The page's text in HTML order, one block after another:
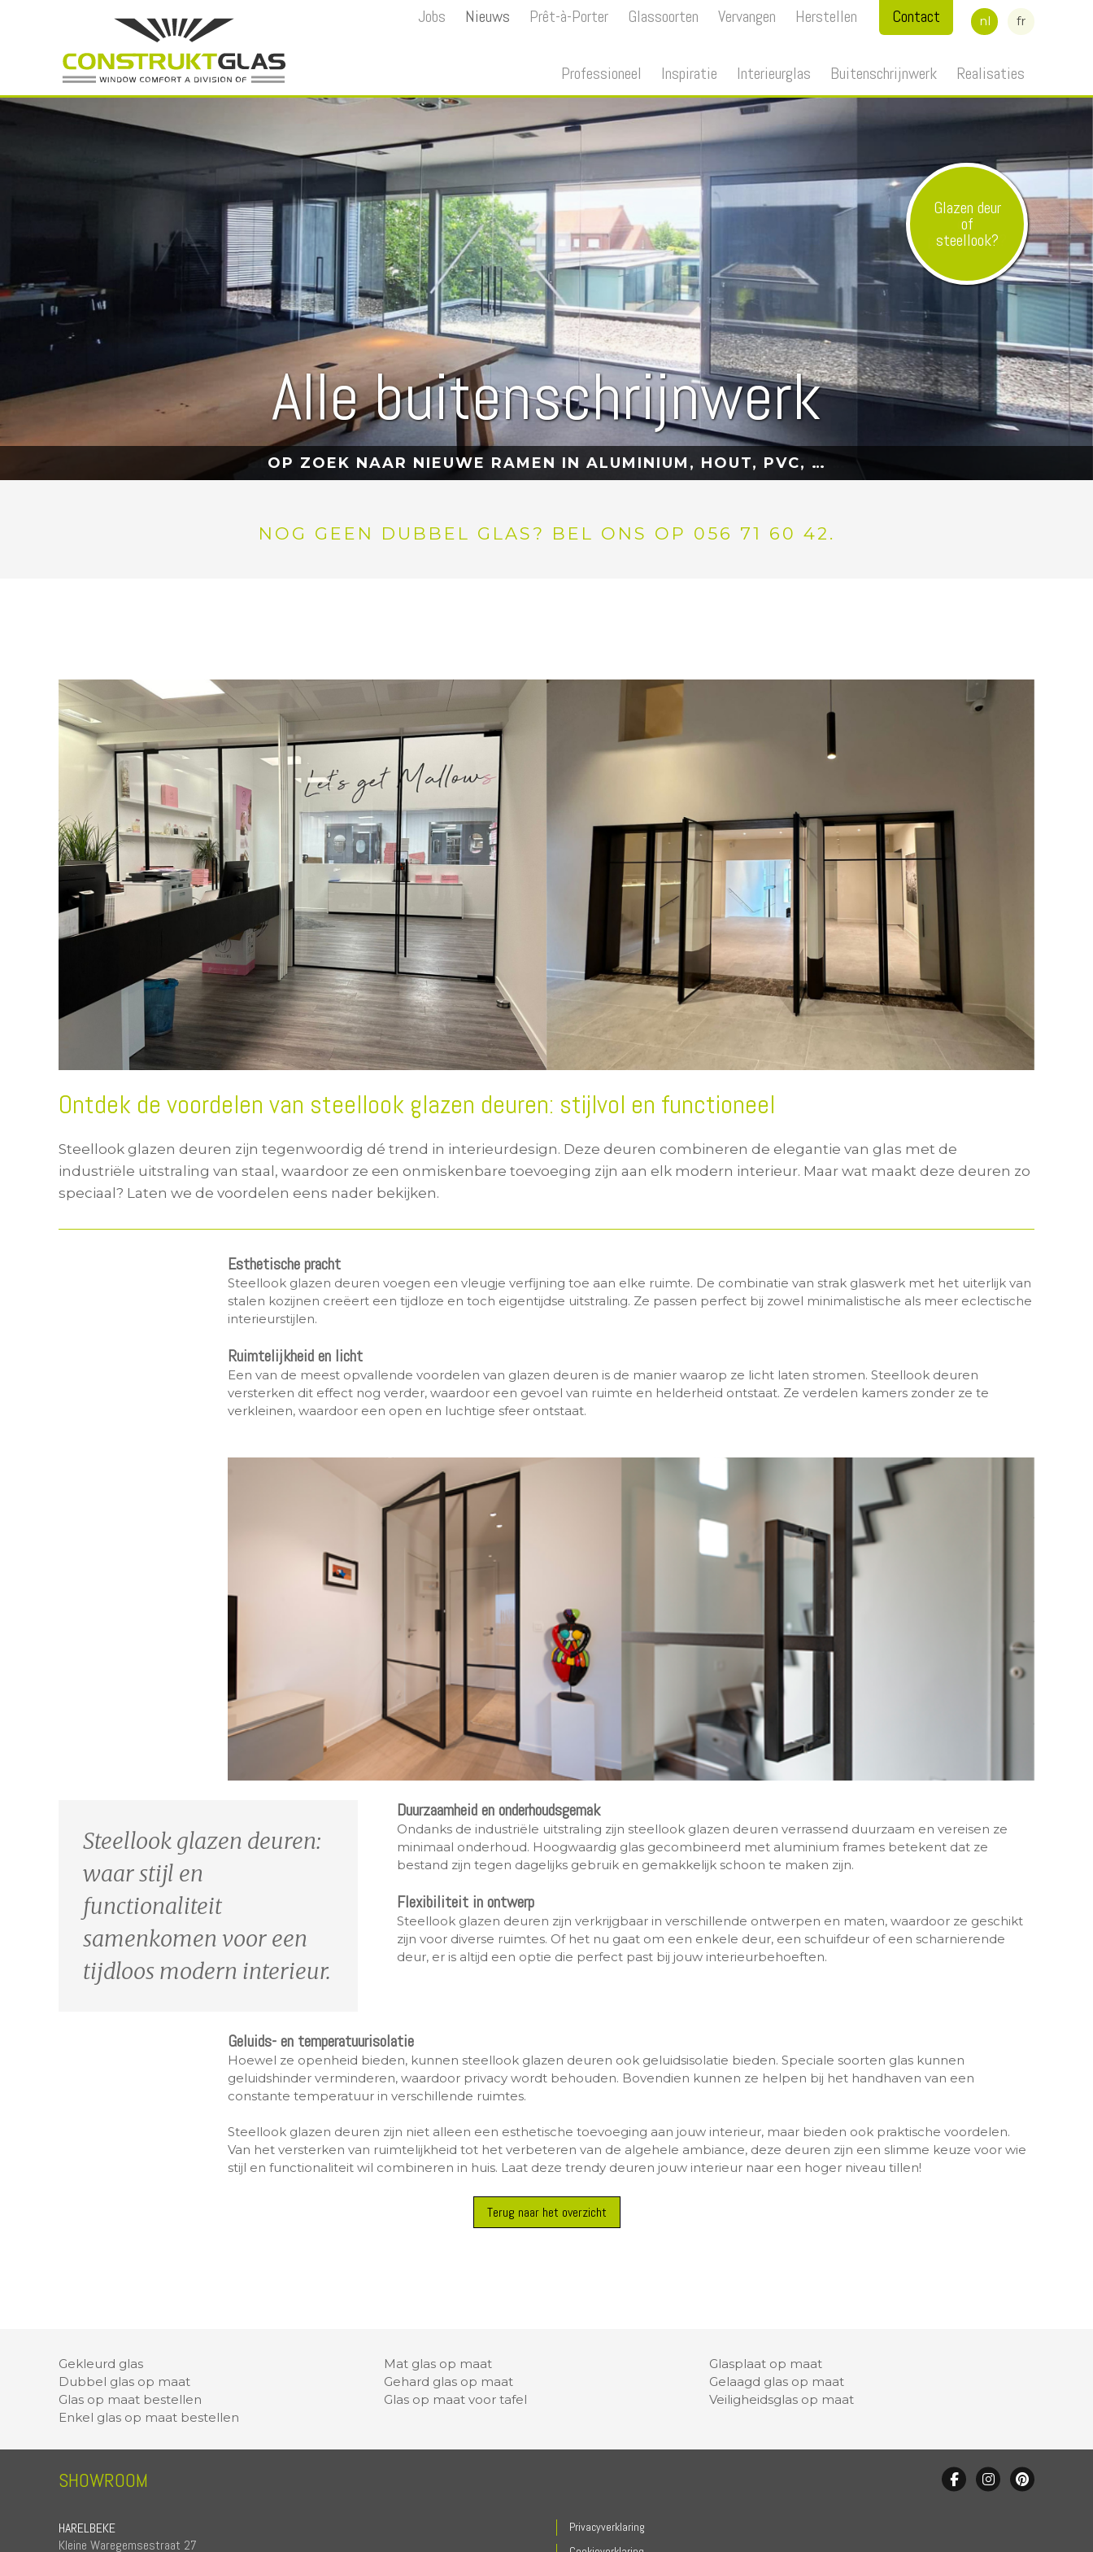
Professioneel Inspiratie Interieurglas Buitenschrijnwerk Realisaties
Jobs Nieuws Prêt-à-Porter Glassoorten Vervangen Herstellen Contact nl fr
Alle buitenschrijnwerk
OP ZOEK NAAR NIEUWE RAMEN IN ALUMINIUM, HOUT, PVC, …
Glazen deur
of
steellook?
NOG GEEN DUBBEL GLAS? BEL ONS OP 056 71 60 42.
Ontdek de voordelen van steellook glazen deuren: stijlvol en functioneel
Steellook glazen deuren zijn tegenwoordig dé trend in interieurdesign. Deze deuren combineren de elegantie van glas met de
industriële uitstraling van staal, waardoor ze een onmiskenbare toevoeging zijn aan elk modern interieur. Maar wat maakt deze deuren zo
speciaal? Laten we de voordelen eens nader bekijken.
Esthetische pracht
Steellook glazen deuren voegen een vleugje verfijning toe aan elke ruimte. De combinatie van strak glaswerk met het uiterlijk van
stalen kozijnen creëert een tijdloze en toch eigentijdse uitstraling. Ze passen perfect bij zowel minimalistische als meer eclectische
interieurstijlen.
Ruimtelijkheid en licht
Een van de meest opvallende voordelen van glazen deuren is de manier waarop ze licht laten stromen. Steellook deuren
versterken dit effect nog verder, waardoor een gevoel van ruimte en helderheid ontstaat. Ze verdelen kamers zonder ze te
verkleinen, waardoor een open en luchtige sfeer ontstaat.
Steellook glazen deuren:
waar stijl en
functionaliteit
samenkomen voor een
tijdloos modern interieur.
Duurzaamheid en onderhoudsgemak
Ondanks de industriële uitstraling zijn steellook glazen deuren verrassend duurzaam en vereisen ze
minimaal onderhoud. Hoogwaardig glas gecombineerd met aluminium frames betekent dat ze
bestand zijn tegen dagelijks gebruik en gemakkelijk schoon te maken zijn.
Flexibiliteit in ontwerp
Steellook glazen deuren zijn verkrijgbaar in verschillende ontwerpen en maten, waardoor ze geschikt
zijn voor diverse ruimtes. Of het nu gaat om een enkele deur, een schuifdeur of een scharnierende
deur, er is altijd een optie die perfect past bij jouw interieurbehoeften.
Geluids- en temperatuurisolatie
Hoewel ze openheid bieden, kunnen steellook glazen deuren ook geluidsisolatie bieden. Speciale soorten glas kunnen
geluidshinder verminderen, waardoor privacy wordt behouden. Bovendien kunnen ze helpen bij het handhaven van een
constante temperatuur in verschillende ruimtes.
Steellook glazen deuren zijn niet alleen een esthetische toevoeging aan jouw interieur, maar bieden ook praktische voordelen.
Van het versterken van ruimtelijkheid tot het verbeteren van de algehele ambiance, deze deuren zijn een slimme keuze voor wie
stijl en functionaliteit wil combineren in huis. Laat deze trendy deuren jouw interieur naar een hoger niveau tillen!
Terug naar het overzicht
Gekleurd glas Mat glas op maat
Glasplaat op maat
Dubbel glas op maat
Gehard glas op maat
Gelaagd glas op maat
Glas op maat bestellen
Glas op maat voor tafel
Veiligheidsglas op maat
Enkel glas op maat bestellen
SHOWROOM
HARELBEKE
Kleine Waregemsestraat 27
Privacyverklaring